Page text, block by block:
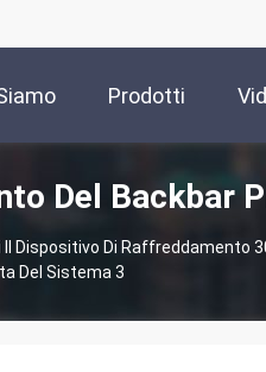
Prodotti
Del Backbar
Dispositivo Di Raffreddamento
Del Sistema 3